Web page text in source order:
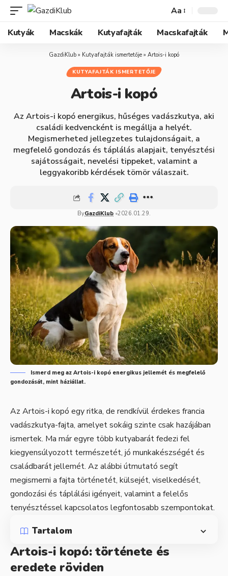
Aa
Kutyák
Macskák Kutyafajták Macskafajták
GazdiKlub » Kutyafajták ismertetője » Artois-i kopó
KUTYAFAJTÁK ISMERTETŐJE
Artois-i kopó
Az Artois-i kopó energikus, hűséges vadászkutya, aki
családi kedvencként is megállja a helyét.
Megismerheted jellegzetes tulajdonságait, a
megfelelő gondozás és táplálás alapjait, tenyésztési
sajátosságait, nevelési tippeket, valamint a
leggyakoribb kérdések tömör válaszait.
ByGazdiKlub 2026.01.29.
Ismerd meg az Artois-i kopó energikus jellemét és megfelelő
gondozását, mint háziállat.
Az Artois-i kopó egy ritka, de rendkívül érdekes francia
vadászkutya-fajta, amelyet sokáig szinte csak hazájában
ismertek. Ma már egyre több kutyabarát fedezi fel
kiegyensúlyozott természetét, jó munkakészségét és
családbarát jellemét. Az alábbi útmutató segít
megismerni a fajta történetét, külsejét, viselkedését,
gondozási és táplálási igényeit, valamint a felelős
tenyésztéssel kapcsolatos legfontosabb szempontokat.
Tartalom
Artois-i kopó: története és
eredete röviden